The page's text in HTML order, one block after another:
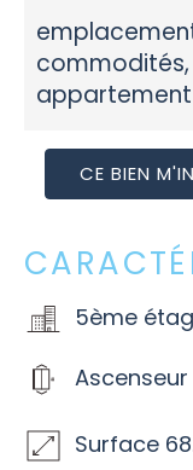
CE BIEN
5ème
Ascenseur
Surface